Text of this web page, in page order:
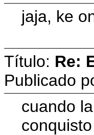
jaja, ke
Título: Re:
Publicado
cuando